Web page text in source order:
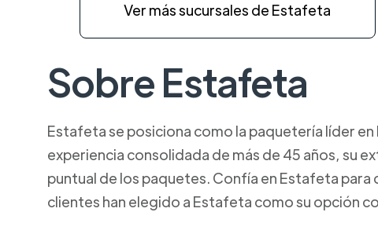
Ver más sucursales de Estafeta
Sobre Estafeta
Estafeta se posiciona como la paquetería líder
experiencia consolidada de más de 45 años, su
puntual de los paquetes. Confía en Estafeta
clientes han elegido a Estafeta como su opción